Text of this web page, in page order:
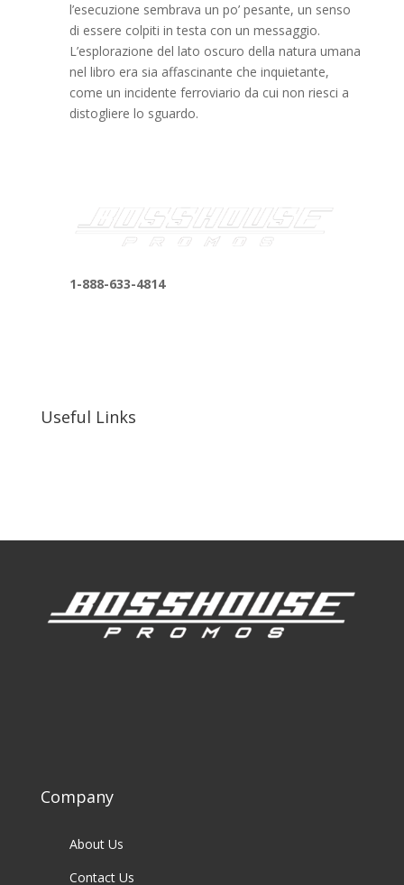
l’esecuzione sembrava un po’ pesante, un senso
di essere colpiti in testa con un messaggio.
L’esplorazione del lato oscuro della natura umana
nel libro era sia affascinante che inquietante,
come un incidente ferroviario da cui non riesci a
distogliere lo sguardo.
1-888-633-4814
Useful Links
Company
About Us
Contact Us